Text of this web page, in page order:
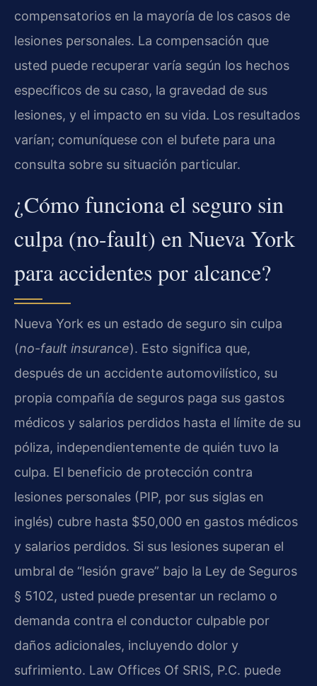
compensatorios en la mayoría de los casos de
lesiones personales. La compensación que
usted puede recuperar varía según los hechos
específicos de su caso, la gravedad de sus
lesiones, y el impacto en su vida. Los resultados
varían; comuníquese con el bufete para una
consulta sobre su situación particular.
¿Cómo funciona el seguro sin
culpa (no-fault) en Nueva York
para accidentes por alcance?
Nueva York es un estado de seguro sin culpa
(no-fault insurance). Esto significa que,
después de un accidente automovilístico, su
propia compañía de seguros paga sus gastos
médicos y salarios perdidos hasta el límite de su
póliza, independientemente de quién tuvo la
culpa. El beneficio de protección contra
lesiones personales (PIP, por sus siglas en
inglés) cubre hasta $50,000 en gastos médicos
y salarios perdidos. Si sus lesiones superan el
umbral de “lesión grave” bajo la Ley de Seguros
§ 5102, usted puede presentar un reclamo o
demanda contra el conductor culpable por
daños adicionales, incluyendo dolor y
sufrimiento. Law Offices Of SRIS, P.C. puede